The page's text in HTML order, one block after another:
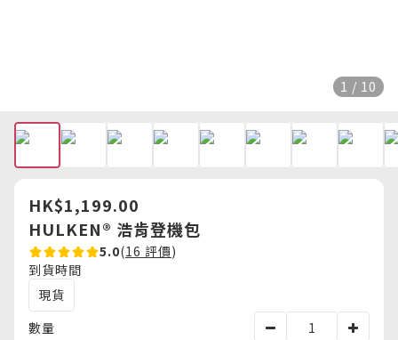
1 / 10
HK$1,199.00
HULKEN® 浩肯登機包
5.0(16 評價)
到貨時間
現貨
數量